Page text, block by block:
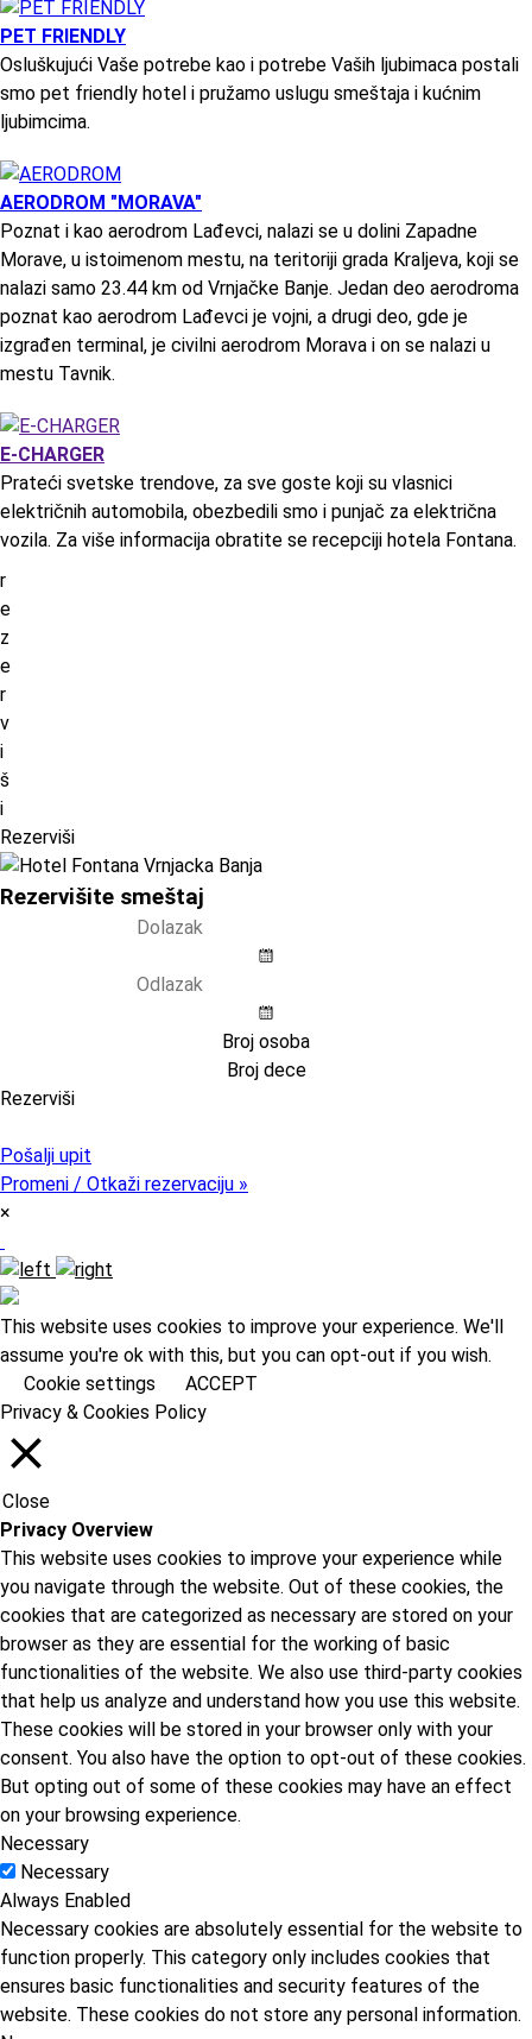
PET FRIENDLY
Osluškujući Vaše potrebe kao i potrebe Vaših ljubimaca postali
smo pet friendly hotel i pružamo uslugu smeštaja i kućnim
ljubimcima.
AERODROM "MORAVA"
Poznat i kao aerodrom Lađevci, nalazi se u dolini Zapadne
Morave, u istoimenom mestu, na teritoriji grada Kraljeva, koji se
nalazi samo 23.44 km od Vrnjačke Banje. Jedan deo aerodroma
poznat kao aerodrom Lađevci je vojni, a drugi deo, gde je
izgrađen terminal, je civilni aerodrom Morava i on se nalazi u
mestu Tavnik.
E-CHARGER
Prateći svetske trendove, za sve goste koji su vlasnici
električnih automobila, obezbedili smo i punjač za električna
vozila. Za više informacija obratite se recepciji hotela Fontana.
r
e
z
e
r
v
i
š
i
Rezerviši
Rezervišite smeštaj
Rezerviši
Pošalji upit
Promeni / Otkaži rezervaciju »
×
This website uses cookies to improve your experience. We'll
assume you're ok with this, but you can opt-out if you wish.
Cookie settings
ACCEPT
Privacy & Cookies Policy
Close
Privacy Overview
This website uses cookies to improve your experience while
you navigate through the website. Out of these cookies, the
cookies that are categorized as necessary are stored on your
browser as they are essential for the working of basic
functionalities of the website. We also use third-party cookies
that help us analyze and understand how you use this website.
These cookies will be stored in your browser only with your
consent. You also have the option to opt-out of these cookies.
But opting out of some of these cookies may have an effect
on your browsing experience.
Necessary
Necessary
Always Enabled
Necessary cookies are absolutely essential for the website to
function properly. This category only includes cookies that
ensures basic functionalities and security features of the
website. These cookies do not store any personal information.